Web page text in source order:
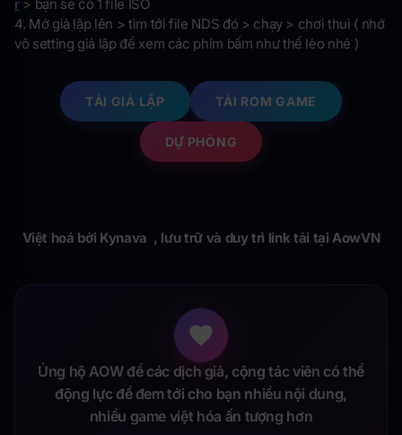
r> bạn sẽ có 1 file ISO
4. Mở giả lập lên > tìm tới file NDS đó > chạy > chơi thui ( nhớ
vô setting giả lập để xem các phím bấm như thế lèo nhé )
TẢI GIẢ LẬP TẢI ROM GAME
DỰ PHÒNG
Việt hoá bởi Kynava , lưu trữ và duy trì link tải tại AowVN
Ủng hộ AOW để các dịch giả, cộng tác viên có thể
động lực để đem tới cho bạn nhiều nội dung,
nhiều game việt hóa ấn tượng hơn